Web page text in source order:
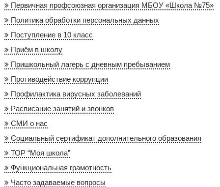
Первичная профсоюзная организация МБОУ «Школа №75»
Политика обработки персональных данных
Поступление в 10 класс
Приём в школу
Пришкольный лагерь с дневным пребыванием
Противодействие коррупции
Профилактика вирусных заболеваний
Расписание занятий и звонков
СМИ о нас
Социальный сертификат дополнительного образования
ТОР “Моя школа”
Функциональная грамотность
Часто задаваемые вопросы